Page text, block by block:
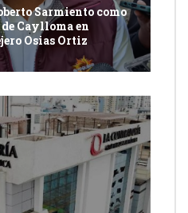
Sarmiento como
Caylloma en
Osias Ortiz